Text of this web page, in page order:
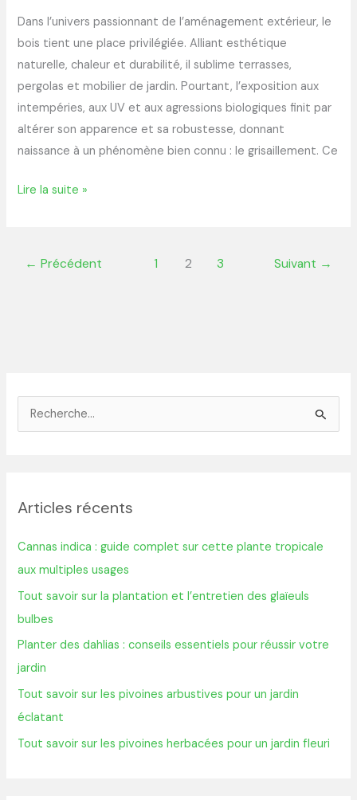
Dans l’univers passionnant de l’aménagement extérieur, le
bois tient une place privilégiée. Alliant esthétique
naturelle, chaleur et durabilité, il sublime terrasses,
pergolas et mobilier de jardin. Pourtant, l’exposition aux
intempéries, aux UV et aux agressions biologiques finit par
altérer son apparence et sa robustesse, donnant
naissance à un phénomène bien connu : le grisaillement. Ce
Lire la suite »
← Précédent 1 2 3 Suivant →
e
c
h
e
r
:
Articles récents
Cannas indica : guide complet sur cette plante tropicale
aux multiples usages
Tout savoir sur la plantation et l’entretien des glaïeuls
bulbes
Planter des dahlias : conseils essentiels pour réussir votre
jardin
Tout savoir sur les pivoines arbustives pour un jardin
éclatant
Tout savoir sur les pivoines herbacées pour un jardin fleuri